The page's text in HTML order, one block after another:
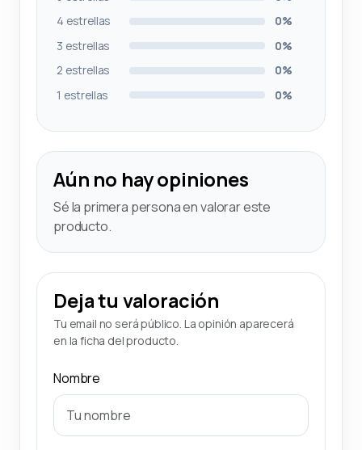
4 estrellas
0%
3 estrellas
0%
2 estrellas
0%
1 estrellas
0%
Aún no hay opiniones
Sé la primera persona en valorar este
producto.
Deja tu valoración
Tu email no será público. La opinión aparecerá
en la ficha del producto.
Nombre